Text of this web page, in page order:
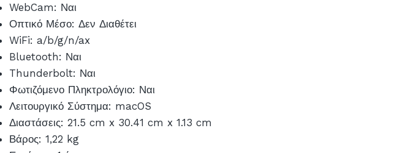
WebCam: Ναι
Οπτικό Μέσο: Δεν Διαθέτει
WiFi: a/b/g/n/ax
Bluetooth: Ναι
Thunderbolt: Ναι
Φωτιζόμενο Πληκτρολόγιο: Ναι
Λειτουργικό Σύστημα: macOS
Διαστάσεις: 21.5 cm x 30.41 cm x 1.13 cm
Βάρος: 1,22 kg